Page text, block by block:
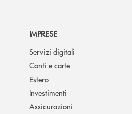
IMPRESE
Servizi digitali
Conti e carte
Estero
Investimenti
Assicurazioni